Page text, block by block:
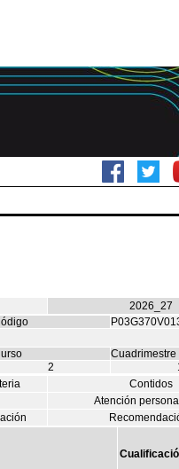
2026_27
Cuadrimestre
2
Contidos
Atención